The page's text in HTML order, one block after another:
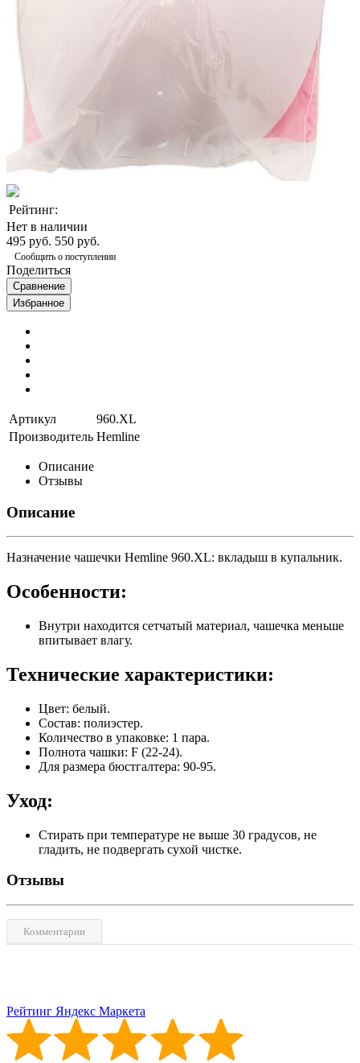
Рейтинг:
Нет в наличии
495 руб. 550 руб.
Сообщить о поступлении
Поделиться
Сравнение
Избранное
Артикул
960.XL
Производитель Hemline
Описание
Отзывы
Описание
Назначение чашечки Hemline 960.XL: вкладыш в купальник.
Особенности:
Внутри находится сетчатый материал, чашечка меньше
впитывает влагу.
Технические характеристики:
Цвет: белый.
Состав: полиэстер.
Количество в упаковке: 1 пара.
Полнота чашки: F (22-24).
Для размера бюстгалтера: 90-95.
Уход:
Стирать при температуре не выше 30 градусов, не
гладить, не подвергать сухой чистке.
Отзывы
Комментарии
Рейтинг Яндекс Маркета